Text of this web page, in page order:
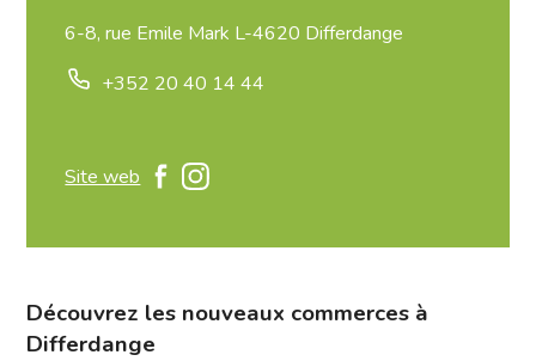
6-8, rue Emile Mark L-4620 Differdange
+352 20 40 14 44
Site web
Découvrez les nouveaux commerces à
Differdange